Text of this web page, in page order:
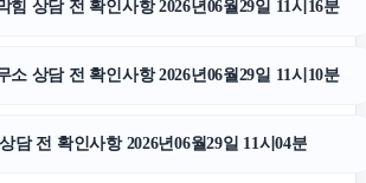
힘 상담 전 확인사항 2026년06월29일 11시16분
소 상담 전 확인사항 2026년06월29일 11시10분
담 전 확인사항 2026년06월29일 11시04분